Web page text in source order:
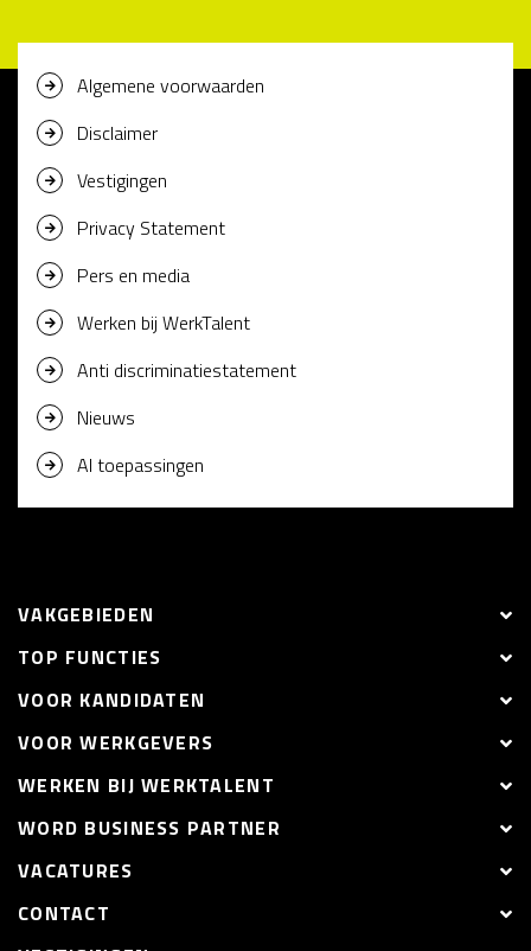
Algemene voorwaarden
Disclaimer
Vestigingen
Privacy Statement
Pers en media
Werken bij WerkTalent
Anti discriminatiestatement
Nieuws
AI toepassingen
VAKGEBIEDEN
TOP FUNCTIES
VOOR KANDIDATEN
VOOR WERKGEVERS
WERKEN BIJ WERKTALENT
WORD BUSINESS PARTNER
VACATURES
CONTACT